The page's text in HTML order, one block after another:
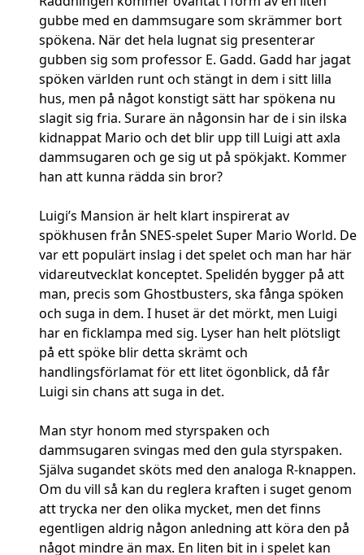
gubbe med en dammsugare som skrämmer bort
spökena. När det hela lugnat sig presenterar
gubben sig som professor E. Gadd. Gadd har jagat
spöken världen runt och stängt in dem i sitt lilla
hus, men på något konstigt sätt har spökena nu
slagit sig fria. Surare än någonsin har de i sin ilska
kidnappat Mario och det blir upp till Luigi att axla
dammsugaren och ge sig ut på spökjakt. Kommer
han att kunna rädda sin bror?
Luigi’s Mansion är helt klart inspirerat av
spökhusen från SNES-spelet Super Mario World. De
var ett populärt inslag i det spelet och man har här
vidareutvecklat konceptet. Spelidén bygger på att
man, precis som Ghostbusters, ska fånga spöken
och suga in dem. I huset är det mörkt, men Luigi
har en ficklampa med sig. Lyser han helt plötsligt
på ett spöke blir detta skrämt och
handlingsförlamat för ett litet ögonblick, då får
Luigi sin chans att suga in det.
Man styr honom med styrspaken och
dammsugaren svingas med den gula styrspaken.
Själva sugandet sköts med den analoga R-knappen.
Om du vill så kan du reglera kraften i suget genom
att trycka ner den olika mycket, men det finns
egentligen aldrig någon anledning att köra den på
något mindre än max. En liten bit in i spelet kan